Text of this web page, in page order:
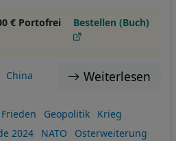
€ Portofrei Bestellen (Buch)
Weiterlesen
China
Frieden Geopolitik
Krieg
2024
NATO
Osterweiterung